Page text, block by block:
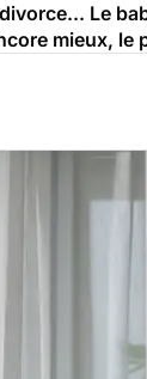
Le
mieux, le